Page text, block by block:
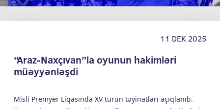
11 DEK 2025
“Araz-Naxçıvan”la oyunun hakimləri
müəyyənləşdi
Misli Premyer Liqasında XV turun təyinatları açıqlanıb.